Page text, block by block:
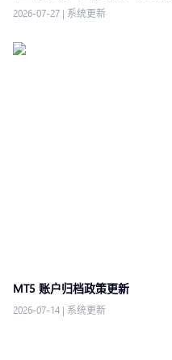
2026-07-27 | 系统更新
MT5 账户归档政策更新
2026-07-14 | 系统更新